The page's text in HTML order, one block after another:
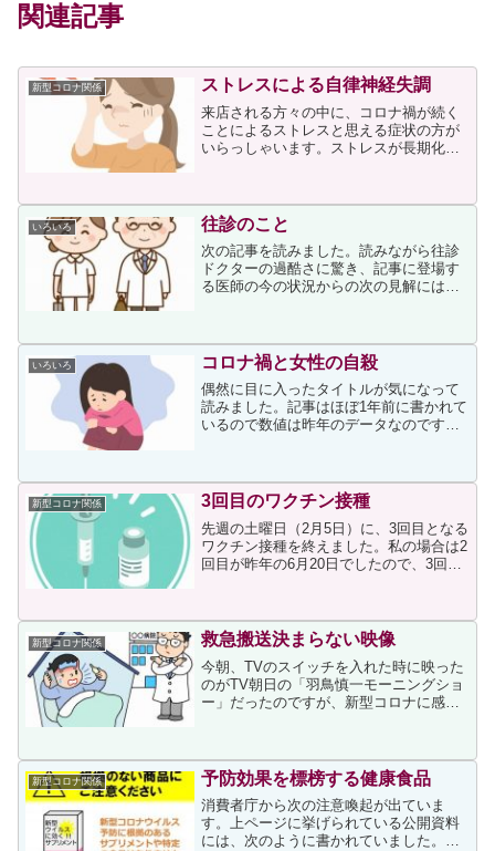
関連記事
新型コロナ関係 ストレスによる自律神経失調
来店される方々の中に、コロナ禍が続く
ことによるストレスと思える症状の方が
いらっしゃいます。ストレスが長期化す
等、そして微熱が続く方もいらっしゃい
ます。私からは自律神経を整...
いろいろ 往診のこと
次の記事を読みました。読みながら往診
ドクターの過酷さに驚き、記事に登場す
る医師の今の状況からの次の見解には納
ロン株対応のワクチン接種率は、かなり
低いです。3回目の接種...
いろいろ コロナ禍と女性の自殺
偶然に目に入ったタイトルが気になって
読みました。記事はほぼ1年前に書かれて
いるので数値は昨年のデータなのです
同月比４２．２％増を記録するや１０月
はなんと８２．６％の大...
新型コロナ関係 3回目のワクチン接種
先週の土曜日（2月5日）に、3回目となる
ワクチン接種を終えました。私の場合は2
回目が昨年の6月20日でしたので、3回目
９時）した日の夕方から接種部位の痛み
が生じ、翌日は...
新型コロナ関係 救急搬送決まらない映像
今朝、TVのスイッチを入れた時に映った
のがTV朝日の「羽鳥慎一モーニングショ
ー」だったのですが、新型コロナに感染
性はⅠ型糖尿病を...
新型コロナ関係 予防効果を標榜する健康食品
消費者庁から次の注意喚起が出ていま
す。上ページに挙げられている公開資料
には、次のように書かれていました。新